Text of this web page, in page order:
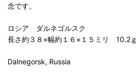
念です。
ロシア ダルネゴルスク
長さ約３８×幅約１６×１５ミリ 10.2ｇ
Dalnegorsk, Russia